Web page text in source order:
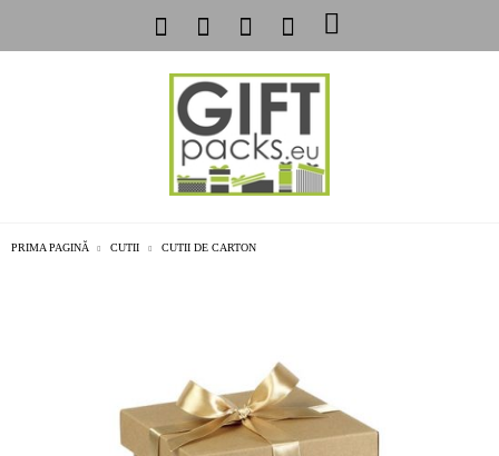
PRIMA PAGINĂ CUTII CUTII DE CARTON